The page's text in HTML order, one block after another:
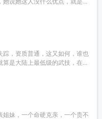
她说她这人没什么优点，就是...
踪，资质普通，这又如何，谁也
算是大陆上最低级的武技，在...
姐妹，一个命硬克亲，一个贵不